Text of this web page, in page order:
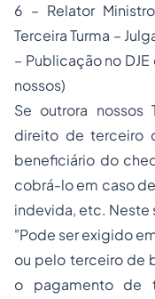
6 – Relator
Terceira Turma –
– Publicação no
nossos)
Se outrora nossos
direito de terceiro
beneficiário do
cobrá-lo em caso
indevida, etc. Neste
"Pode ser exigido
ou pelo terceiro de
o pagamento de